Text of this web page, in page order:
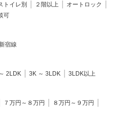
トイレ別 ２階以上
オートロック
可
宿線
2LDK 3K ～ 3LDK 3LDK以上
７万円～８万円
８万円～９万円